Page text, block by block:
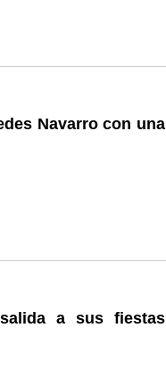
Navarro con una
a sus fiestas